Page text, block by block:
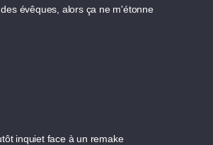
évêques, alors ça ne m'étonne
inquiet face à un remake